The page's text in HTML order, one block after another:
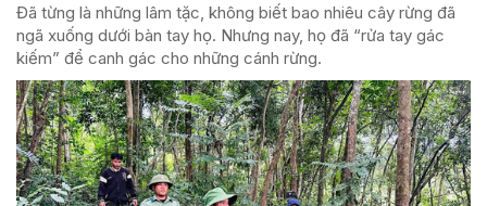
Đã từng là những lâm tặc, không biết bao nhiêu cây rừng đã
ngã xuống dưới bàn tay họ. Nhưng nay, họ đã “rửa tay gác
kiếm” để canh gác cho những cánh rừng.